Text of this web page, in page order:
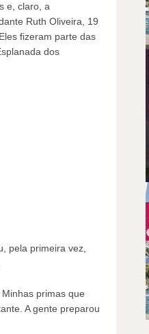
e, claro, a
Ruth Oliveira, 19
fizeram parte das
dos
pela primeira vez,
primas que
A gente preparou